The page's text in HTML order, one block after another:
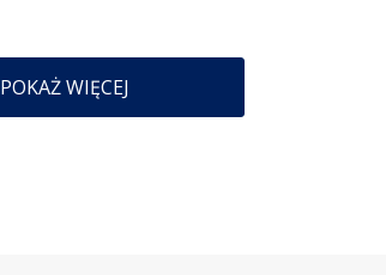
POKAŻ WIĘCEJ